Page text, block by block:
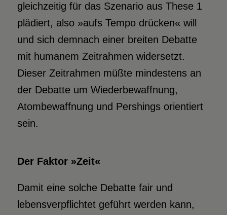
gleichzeitig für das Szenario aus These 1
plädiert, also »aufs Tempo drücken« will
und sich demnach einer breiten Debatte
mit humanem Zeitrahmen widersetzt.
Dieser Zeitrahmen müßte mindestens an
der Debatte um Wiederbewaffnung,
Atombewaffnung und Pershings orientiert
sein.
Der Faktor »Zeit«
Damit eine solche Debatte fair und
lebensverpflichtet geführt werden kann,